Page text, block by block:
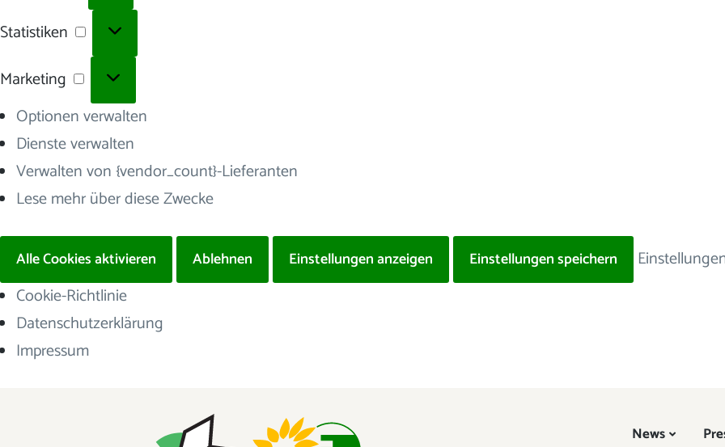
Statistiken Statistiken
Marketing
Marketing
Optionen verwalten
Dienste verwalten
Verwalten von {vendor_count}-Lieferanten
Lese mehr über diese Zwecke
Alle Cookies aktivieren Ablehnen Einstellungen anzeigen Einstellungen speichern
Cookie-Richtlinie
Datenschutzerklärung
Impressum
News